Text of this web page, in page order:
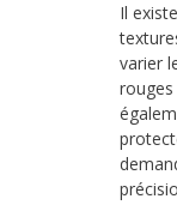
Il
varier